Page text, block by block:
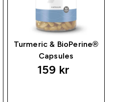
Turmeric & BioPerine®
Capsules
159 kr‎